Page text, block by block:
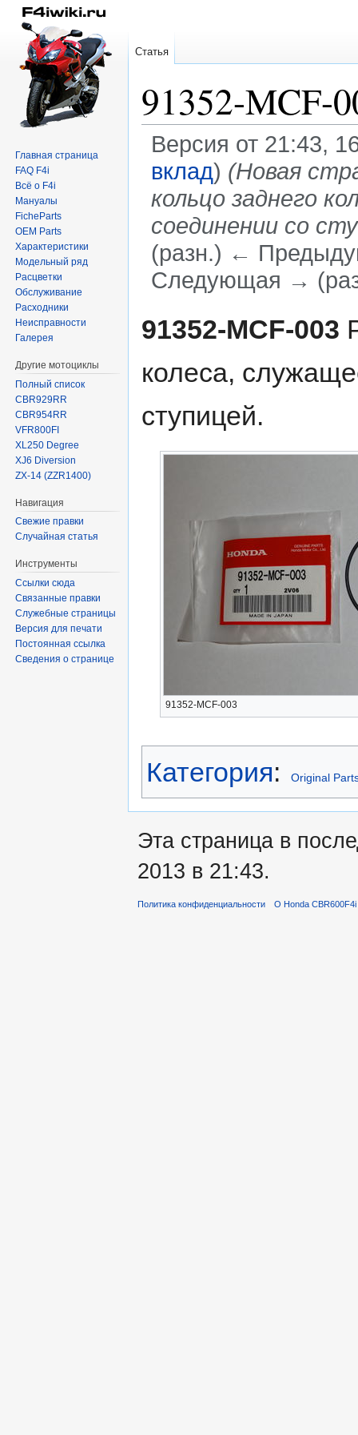
91352-MCF-
Версия от 21:43,
вклад) (Новая
кольцо заднего
соединении со
(разн.) ←
Следующая →
кк91352-MCF-003
колеса,
ступицей.
91352-MCF-003
Категория: Original
Статья
Главная страница
FAQ F4i
Всё о F4i
Мануалы
FicheParts
OEM Parts
Характеристики
Модельный ряд
Расцветки
Обслуживание
Расходники
Неисправности
Галерея
Другие мотоциклы
Полный список
CBR929RR
CBR954RR
VFR800FI
XL250 Degree
XJ6 Diversion
ZX-14 (ZZR1400)
Навигация
Свежие правки
Случайная статья
Инструменты
Ссылки сюда
Связанные правки
Служебные страницы
Версия для печати
Постоянная ссылка
Сведения о странице
Эта страница в
2013 в 21:43.
Политика конфиденциальности О Honda CBR600F4i